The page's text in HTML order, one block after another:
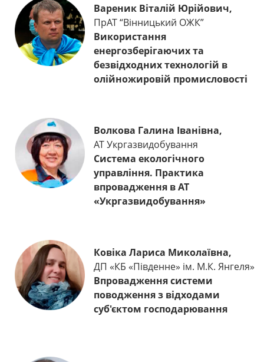
Вареник Віталій Юрійович,
ПрАТ “Вінницький ОЖК”
Використання
енергозберігаючих та
безвідходних технологій в
олійножировій промисловості
Волкова Галина Іванівна,
АТ Укргазвидобування
Система екологічного
управління. Практика
впровадження в АТ
«Укргазвидобування»
Ковіка Лариса Миколаївна,
ДП «КБ «Південне» ім. М.К. Янгеля»
Впровадження системи
поводження з відходами
суб'єктом господарювання